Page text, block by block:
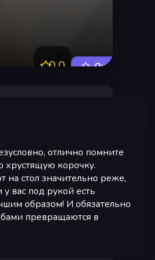
0.0 Оценить
отлично помните
хрустящую корочку.
стол значительно реже,
вас под рукой есть
образом! И обязательно
превращаются в